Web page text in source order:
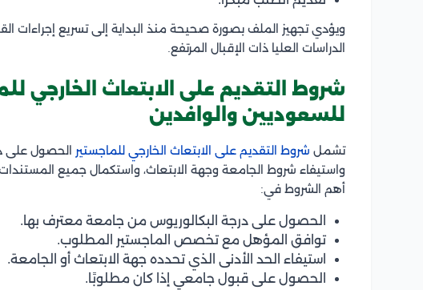
ويؤدي تجهيز الملف بصورة صحيحة منذ البداية إلى تسريع إجراءات
الدراسات العليا ذات الإقبال المرتفع.
شروط التقديم على الابتعاث الخارجي
للسعوديين والوافدين
تشمل شروط التقديم على الابتعاث الخارجي للماجستير الحصول على
واستيفاء شروط الجامعة وجهة الابتعاث، واستكمال جميع
أهم الشروط في:
الحصول على درجة البكالوريوس من جامعة معترف بها.
توافق المؤهل مع تخصص الماجستير المطلوب.
استيفاء الحد الأدنى الذي تحدده جهة الابتعاث أو الجامعة.
الحصول على قبول جامعي إذا كان مطلوبًا.